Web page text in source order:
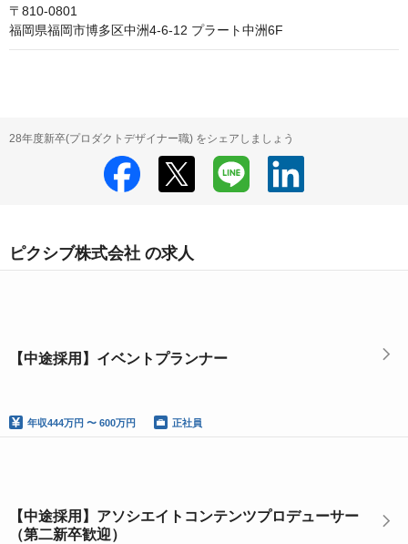
〒810-0801
福岡県福岡市博多区中洲4-6-12 プラート中洲6F
28年度新卒(プロダクトデザイナー職) をシェアしましょう
ピクシブ株式会社 の求人
【中途採用】イベントプランナー
年収444万円 〜 600万円 正社員
【中途採用】アソシエイトコンテンツプロデューサー
（第二新卒歓迎）